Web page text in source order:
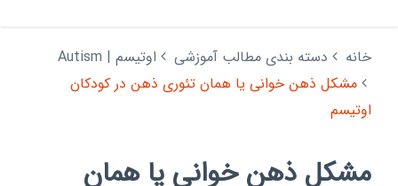
خانه دسته بندی مطالب آموزشی
اوتیسم | Autism
مشکل ذهن خوانی یا همان تئوری ذهن در کودکان
اوتیسم
مشکل ذهن خوانی یا همان